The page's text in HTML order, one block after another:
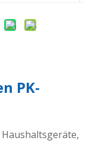
PK-